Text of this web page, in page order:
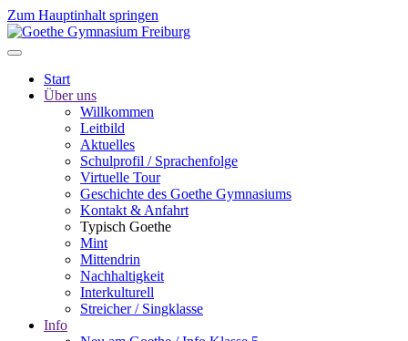
Zum Hauptinhalt springen
Start
Über uns
Willkommen
Leitbild
Aktuelles
Schulprofil / Sprachenfolge
Virtuelle Tour
Geschichte des Goethe Gymnasiums
Kontakt & Anfahrt
Typisch Goethe
Mint
Mittendrin
Nachhaltigkeit
Interkulturell
Streicher / Singklasse
Info